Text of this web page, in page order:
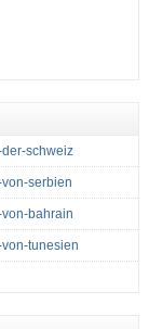
schweiz
serbien
bahrain
tunesien